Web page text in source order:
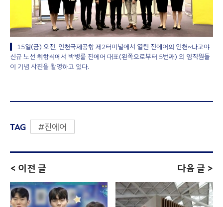
15일(금) 오전, 인천국제공항 제2터미널에서 열린 진에어의 인천~나고야
신규 노선 취항식에서 박병률 진에어 대표(왼쪽으로부터 5번째) 외 임직원들
이 기념 사진을 촬영하고 있다.
TAG #진에어
< 이전 글 다음 글 >